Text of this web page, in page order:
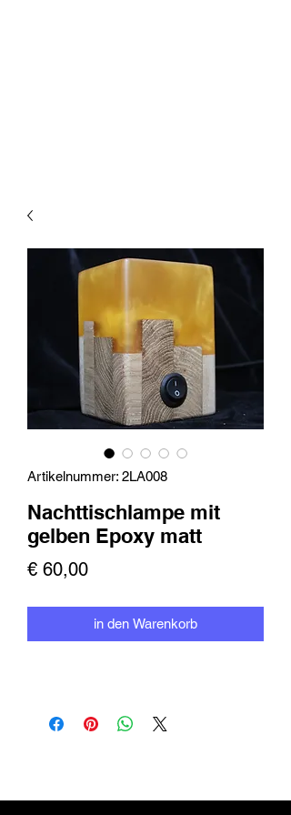
Artikelnummer: 2LA008
Nachttischlampe mit
gelben Epoxy matt
€ 60,00Preis
in den Warenkorb